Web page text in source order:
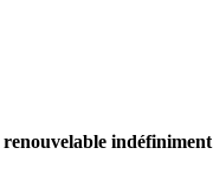
renouvelable indéfiniment